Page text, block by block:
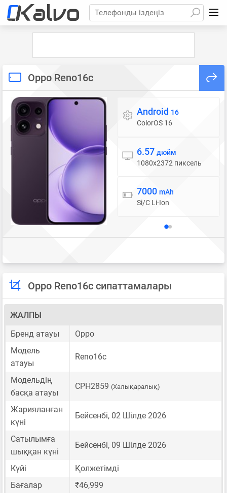
Телефонды іздеңіз
Oppo Reno16c
Операциялық жүйе
Android 16
ColorOS 16
Дисплей
6.57 дюйм
1080x2372 пиксель
Батарея
7000 mAh
Si/C Li-Ion
Oppo Reno16c сипаттамалары
ЖАЛПЫ
Бренд атауы
Oppo
Модель
атауы
Reno16c
Модельдің
басқа атауы
CPH2859 (Халықаралық)
Жарияланған
күні
Бейсенбі, 02 Шілде 2026
Сатылымға
шыққан күні
Бейсенбі, 09 Шілде 2026
Күйі
Қолжетімді
Бағалар
₹46,999